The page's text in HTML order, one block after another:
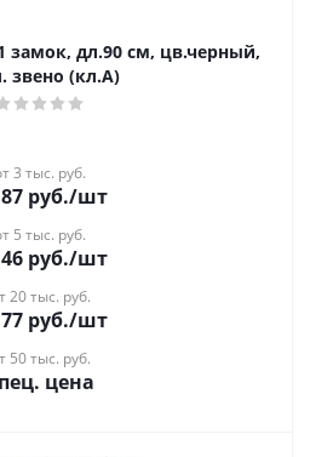
замок, дл.90 см, цв.черный,
звено (кл.А)
3 тыс. руб.
руб./шт
5 тыс. руб.
руб./шт
20 тыс. руб.
руб./шт
50 тыс. руб.
цена